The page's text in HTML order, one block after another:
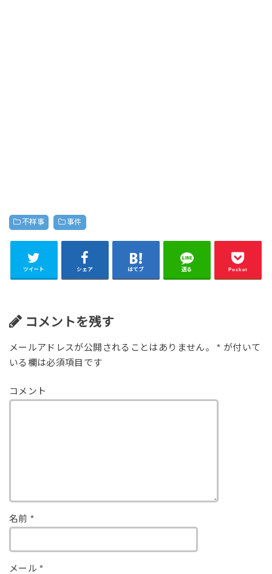
不祥事 事件
ツイート シェア はてブ 送る Pocket
コメントを残す
メールアドレスが公開されることはありません。 * が付いて
いる欄は必須項目です
コメント
名前 *
メール*